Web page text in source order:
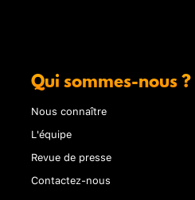
Qui sommes-nous ?
Nous connaître
L'équipe
Revue de presse
Contactez-nous